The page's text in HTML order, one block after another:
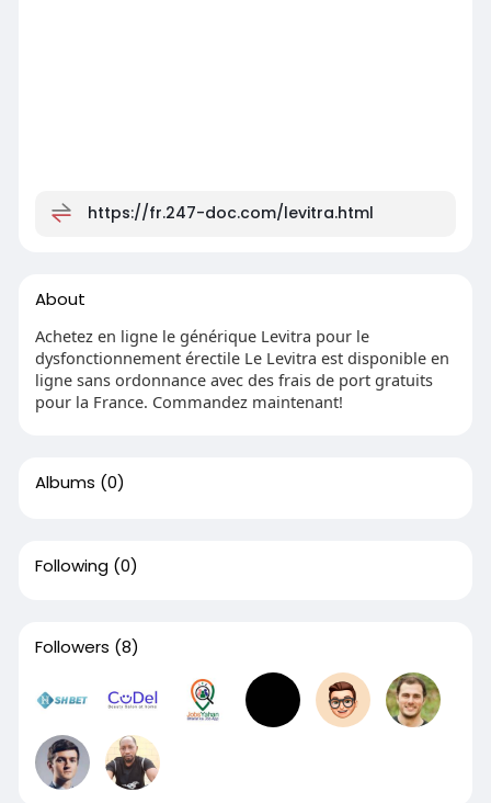
https://fr.247-doc.com/levitra.html
About
Achetez en ligne le générique Levitra pour le
dysfonctionnement érectile Le Levitra est disponible en
ligne sans ordonnance avec des frais de port gratuits
pour la France. Commandez maintenant!
Albums (0)
Following (0)
Followers (8)